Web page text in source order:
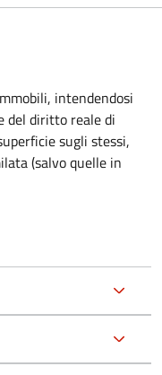
intendendosi
del diritto reale di
sugli stessi,
(salvo quelle in